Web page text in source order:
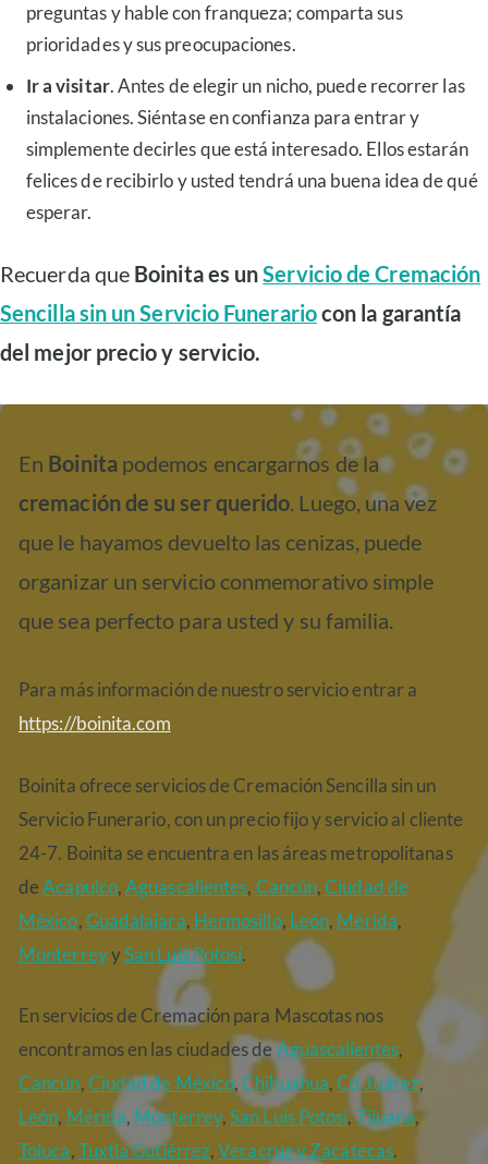
preguntas y hable con franqueza; comparta sus
prioridades y sus preocupaciones.
Ir a visitar. Antes de elegir un nicho, puede recorrer las
instalaciones. Siéntase en confianza para entrar y
simplemente decirles que está interesado. Ellos estarán
felices de recibirlo y usted tendrá una buena idea de qué
esperar.
Recuerda que Boinita es unServicio de Cremación
Sencilla sin un Servicio Funerariocon la garantía
del mejor precio y servicio.
En Boinita podemos encargarnos de la
cremación de su ser querido. Luego, una vez
que le hayamos devuelto las cenizas, puede
organizar un servicio conmemorativo simple
que sea perfecto para usted y su familia.
Para más información de nuestro servicio entrar a
https://boinita.com
Boinita ofrece servicios de Cremación Sencilla sin un
Servicio Funerario, con un precio fijo y servicio al cliente
24-7. Boinita se encuentra en las áreas metropolitanas
deAcapulco,Aguascalientes, Cancún,Ciudad de
México,Guadalajara, Hermosillo, León, Mérida,
MonterreyySan Luis Potosí.
En servicios de Cremación para Mascotas nos
encontramos en las ciudades deAguascalientes,
Cancún,Ciudad de México,Chihuahua,Cd Juárez,
León, Mérida, Monterrey,San Luis Potosí,Tijuana,
Toluca,Tuxtla Gutiérrez,Veracruzy Zacatecas.